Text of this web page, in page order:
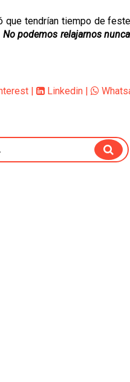
que tendrían tiempo de
No podemos relajarnos
| Linkedin |